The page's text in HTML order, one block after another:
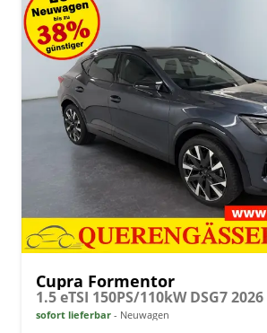
Cupra Formentor
sofort lieferbar Neuwagen